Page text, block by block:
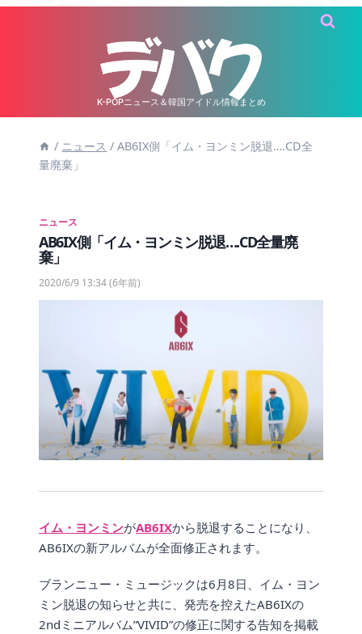
K-POPニュース＆韓国アイドル情報まとめ
/ ニュース / AB6IX側「イム・ヨンミン脱退….CD全
量廃棄」
ニュース
AB6IX側「イム・ヨンミン脱退….CD全量廃
棄」
2020/6/9 13:34(6年前)
イム・ヨンミンがAB6IXから脱退することになり、
AB6IXの新アルバムが全面修正されます。
ブランニュー・ミュージックは6月8日、イム・ヨン
ミン脱退の知らせと共に、発売を控えたAB6IXの
2ndミニアルバム”VIVID”の修正に関する告知を掲載